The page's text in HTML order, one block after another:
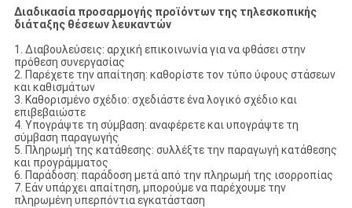
Διαδικασία προσαρμογής προϊόντων της τηλεσκοπικής
διάταξης θέσεων λευκαντών
1. Διαβουλεύσεις: αρχική επικοινωνία για να φθάσει στην
πρόθεση συνεργασίας
2. Παρέχετε την απαίτηση: καθορίστε τον τύπο ύφους στάσεων
και καθισμάτων
3. Καθορισμένο σχέδιο: σχεδιάστε ένα λογικό σχέδιο και
επιβεβαιώστε
4. Υπογράψτε τη σύμβαση: αναφέρετε και υπογράψτε τη
σύμβαση παραγωγής
5. Πληρωμή της κατάθεσης: συλλέξτε την παραγωγή κατάθεσης
και προγράμματος
6. Παράδοση: παράδοση μετά από την πληρωμή της ισορροπίας
7. Εάν υπάρχει απαίτηση, μπορούμε να παρέχουμε την
πληρωμένη υπερπόντια εγκατάσταση